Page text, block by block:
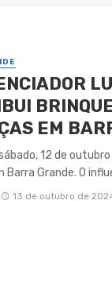
EM
sábado, 12 de
Barra Grande. O
13 de outubro de